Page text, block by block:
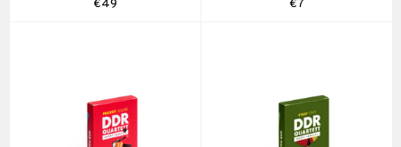
Normaler
€49
Normaler
€7